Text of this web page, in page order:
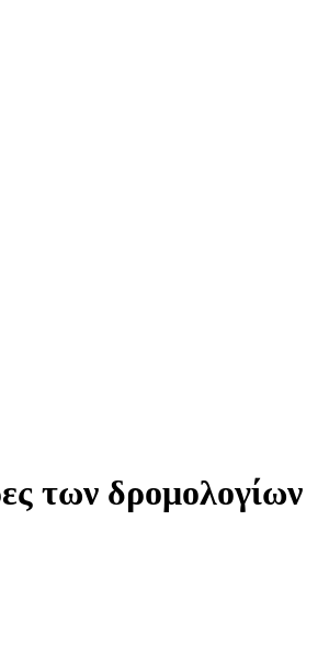
των δρομολογίων